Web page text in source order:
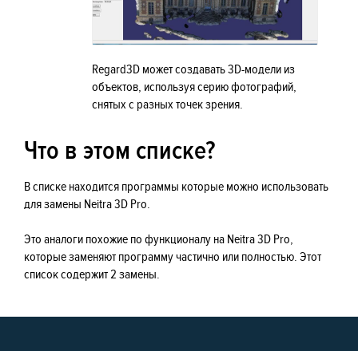
Regard3D может создавать 3D-модели из
объектов, используя серию фотографий,
снятых с разных точек зрения.
Что в этом списке?
В списке находится программы которые можно использовать
для замены Neitra 3D Pro.
Это аналоги похожие по функционалу на Neitra 3D Pro,
которые заменяют программу частично или полностью. Этот
список содержит 2 замены.